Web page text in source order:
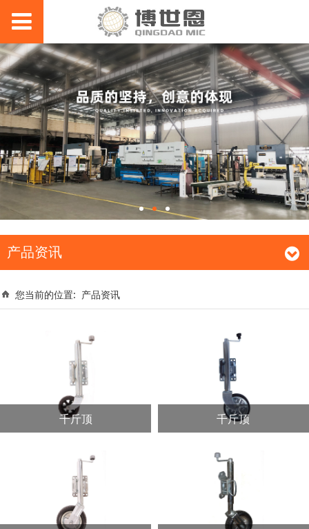
产品资讯
您当前的位置: 产品资讯
千斤顶 千斤顶